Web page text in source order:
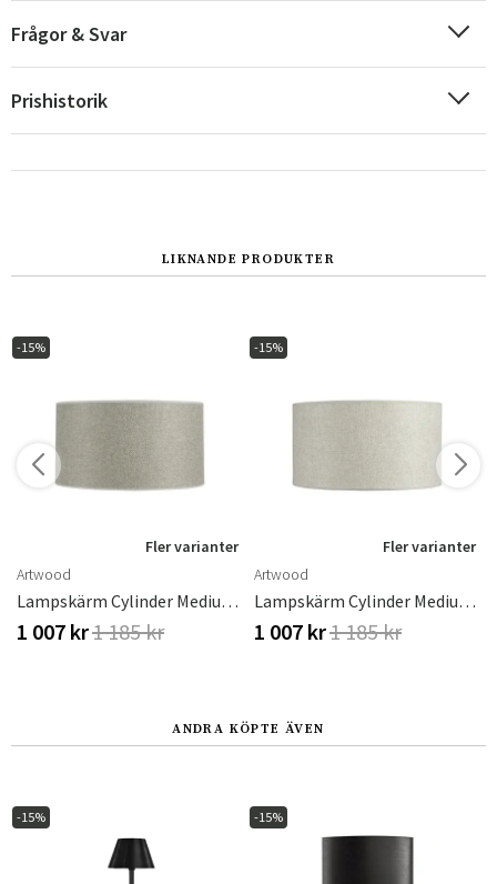
Suomi
Frågor & Svar
Prishistorik
LIKNANDE PRODUKTER
-15%
Fler varianter
Artwood
Lampskärm Cylinder Medium Rave Desert
1 007 kr1 185 kr
-15%
Fler varianter
Artwood
Lampskärm Cylinder Medium Rave Natural
1 007 kr1 185 kr
ANDRA KÖPTE ÄVEN
-15% -15%